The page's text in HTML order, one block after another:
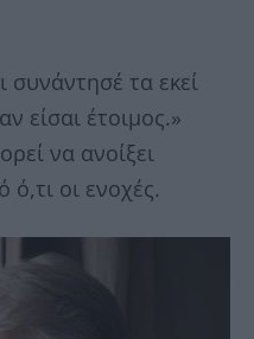
συνάντησέ τα εκεί
είσαι έτοιμος.»
να ανοίξει
οι ενοχές.